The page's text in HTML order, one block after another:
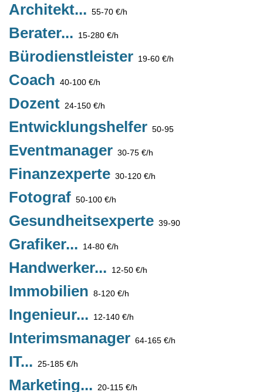
Architekt... 55-70 €/h
Berater... 15-280 €/h
Bürodienstleister 19-60 €/h
Coach 40-100 €/h
Dozent 24-150 €/h
Entwicklungshelfer 50-95
Eventmanager 30-75 €/h
Finanzexperte 30-120 €/h
Fotograf 50-100 €/h
Gesundheitsexperte 39-90
Grafiker... 14-80 €/h
Handwerker... 12-50 €/h
Immobilien 8-120 €/h
Ingenieur... 12-140 €/h
Interimsmanager 64-165 €/h
IT... 25-185 €/h
Marketing... 20-115 €/h